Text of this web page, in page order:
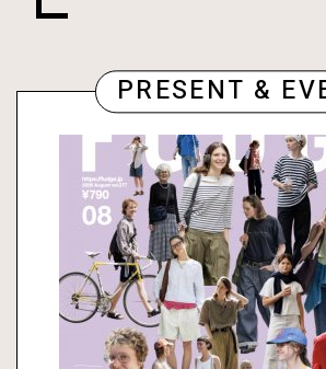
PRESENT &